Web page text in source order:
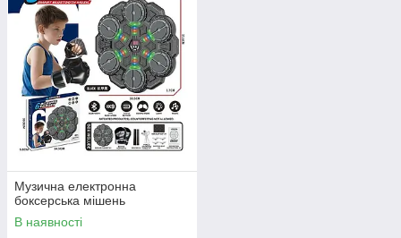
Музична електронна
боксерська мішень
В наявності